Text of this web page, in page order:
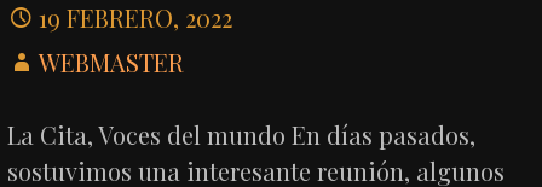
19 FEBRERO, 2022
WEBMASTER
La Cita, Voces del mundo En días pasados,
sostuvimos una interesante reunión, algunos